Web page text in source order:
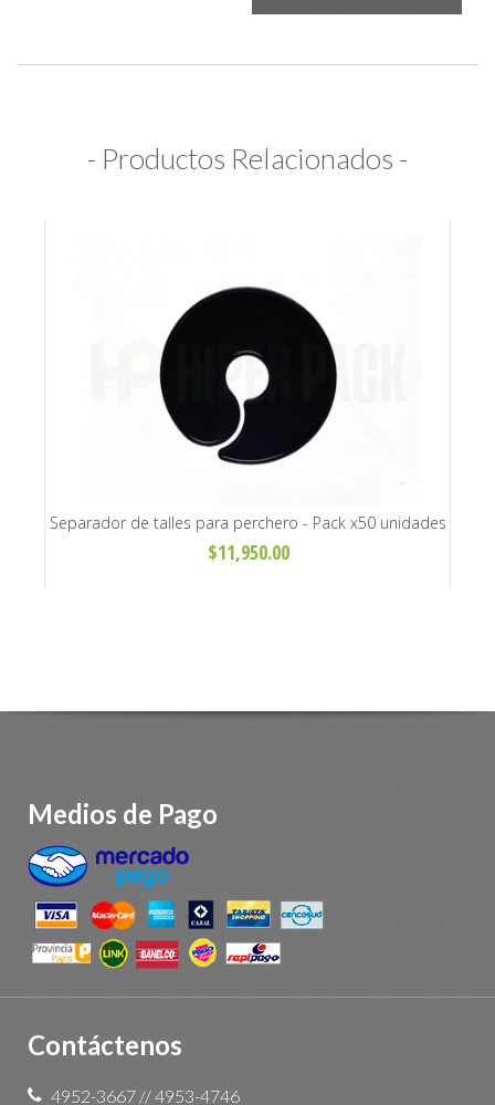
- Productos Relacionados -
Separador de talles para perchero - Pack x50 unidades
$11,950.00
Medios de Pago
Contáctenos
4952-3667 //4953-4746